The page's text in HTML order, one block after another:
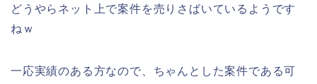
どうやらネット上で案件を売りさばいているようです
ねｗ
一応実績のある方なので、ちゃんとした案件である可